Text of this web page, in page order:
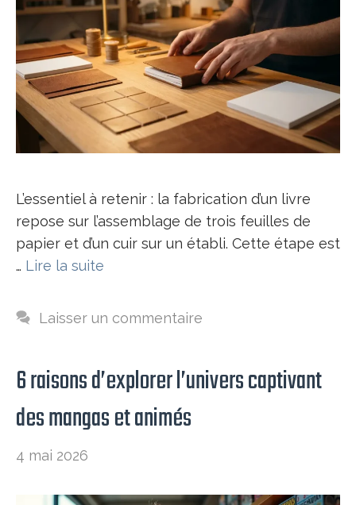
L’essentiel à retenir : la fabrication d’un livre
repose sur l’assemblage de trois feuilles de
papier et d’un cuir sur un établi. Cette étape est
… Lire la suite
Laisser un commentaire
6 raisons d’explorer l’univers captivant
des mangas et animés
4 mai 2026